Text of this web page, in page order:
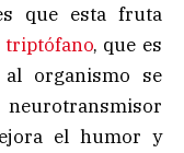
que esta fruta
triptófano, que es
organismo se
el humor y